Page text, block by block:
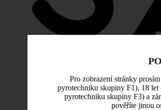
Pro zobrazení stránky
pyrotechniku skupiny F1), 18
pyrotechniku skupiny F3) a
pověříte jinou